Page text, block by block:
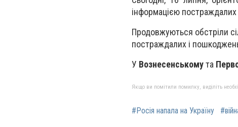
інформацією
Продовжуються обстріли
постраждалих і
У Вознесенськомута
Якщо ви помітили помилку, виділіть
#Росія напала на Україну